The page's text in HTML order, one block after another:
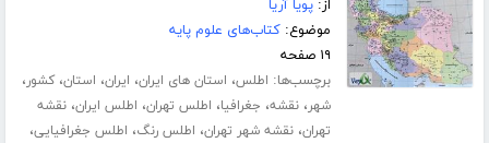
از:پویا آریا
موضوع:کتاب‌های علوم پایه
۱۹ صفحه
برچسب‌ها: اطلس، استان های ایران، ایران، استان،کشور،
شهر،نقشه، جغرافیا، اطلس تهران، اطلس ایران،نقشه
تهران،نقشه شهر تهران، اطلس رنگ، اطلس جغرافیایی،